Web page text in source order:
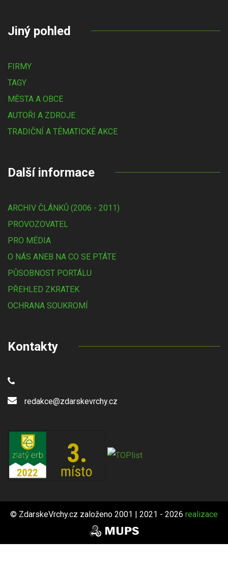
Jiný pohled
FIRMY
TAGY
MĚSTA A OBCE
AUTOŘI A ZDROJE
TRADIČNÍ A TÉMATICKÉ AKCE
Další informace
ARCHIV ČLÁNKŮ (2006 - 2011)
PROVOZOVATEL
PRO MÉDIA
O NÁS ANEB NA CO SE PTÁTE
PŮSOBNOST PORTÁLU
PŘEHLED ZKRATEK
OCHRANA SOUKROMÍ
Kontakty
redakce@zdarskevrchy.cz
© ZdarskeVrchy.cz založeno 2001 | 2021 - 2026 realizace